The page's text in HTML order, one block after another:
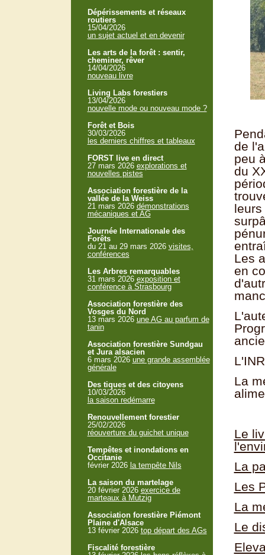
de
peu
du
Les
en
La
Le
La
Les
La
Le
Dépérissements et réseaux
routiers
15/04/2026
un sujet actuel et en devenir
Les arts de la forêt : sentir,
cheminer, rêver
14/04/2026
nouveau livre
Living Labs forestiers
13/04/2026
nouvelle mode ou nouveau mode ?
Forêt et Bois
30/03/2026
les derniers chiffres et tableaux
FORST live en direct
27 mars 2026 explorations et
nouvelles pistes
Association forestière de la
vallée de la Weiss
21 mars 2026 démonstrations
mécaniques et AG
Journée Internationale des
Forêts
du 21 au 29 mars 2026 visites,
conférences
Les Arbres remarquables
31 mars 2026 exposition et
conférence à Strasbourg
Association forestière des
Vosges du Nord
13 mars 2026 une AG au parfum de
tanin
Association forestière Sundgau
et Jura alsacien
6 mars 2026 une grande assemblée
générale
Des tiques et des citoyens
10/03/2026
la saison redémarre
Renouvellement forestier
25/02/2026
réouverture du guichet unique
Tempêtes et inondations en
Occitanie
février 2026 la tempête Nils
La saison du martelage
20 février 2026 exercice de
marteaux à Mutzig
Association forestière Piémont
Plaine d'Alsace
13 février 2026 top départ des AGs
Fiscalité forestière